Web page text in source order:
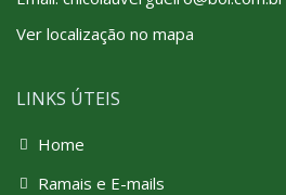
Ver localização no mapa
LINKS ÚTEIS
Home
Ramais e E-mails